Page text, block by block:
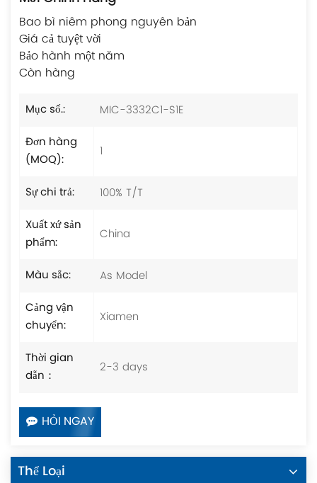
Bao bì niêm phong nguyên bản
Giá cả tuyệt vời
Bảo hành một năm
Còn hàng
Mục số.:
MIC-3332C1-S1E
Đơn hàng
(MOQ):
1
Sự chi trả:
100% T/T
Xuất xứ sản
phẩm:
China
Màu sắc:
As Model
Cảng vận
chuyển:
Xiamen
Thời gian
dẫn：
2-3 days
HỎI NGAY
Thể Loại